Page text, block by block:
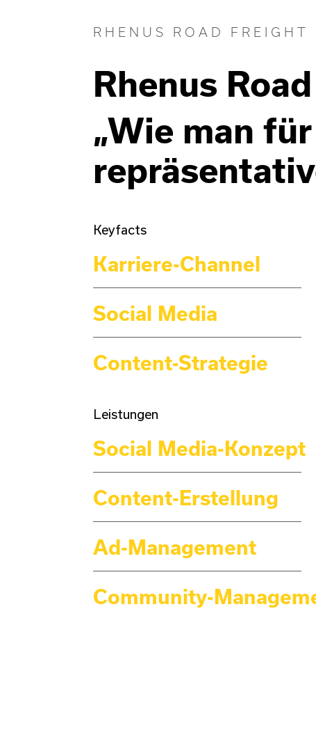
RHENUS ROAD FREIGHT
Rhenus
„Wie man
Keyfacts
Karriere-Channel
Social Media
Content-Strategie
Leistungen
Social Media-Konzept
Content-Erstellung
Ad-Management
Community-